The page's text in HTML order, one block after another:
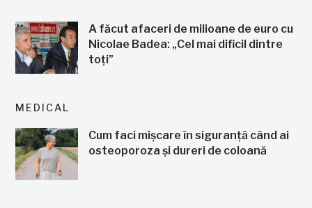
A făcut afaceri de milioane de euro cu
Nicolae Badea: „Cel mai dificil dintre
toți”
MEDICAL
Cum faci mișcare în siguranță când ai
osteoporoza și dureri de coloană